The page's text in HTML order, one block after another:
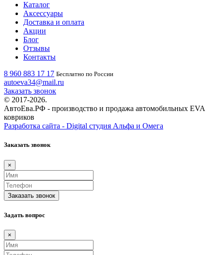
Каталог
Аксессуары
Доставка и оплата
Акции
Блог
Отзывы
Контакты
8 960 883 17 17 Бесплатно по России
autoeva34@mail.ru
Заказать звонок
© 2017-2026.
АвтоЕва.РФ - производство и продажа автомобильных EVA
ковриков
Разработка сайта - Digital студия Альфа и Омега
Заказать звонок
×
Заказать звонок
Задать вопрос
×